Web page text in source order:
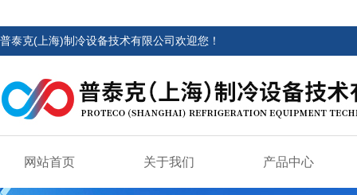
普泰克(上海)制冷设备技术有限公司欢迎您！
网站首页 关于我们 产品中心